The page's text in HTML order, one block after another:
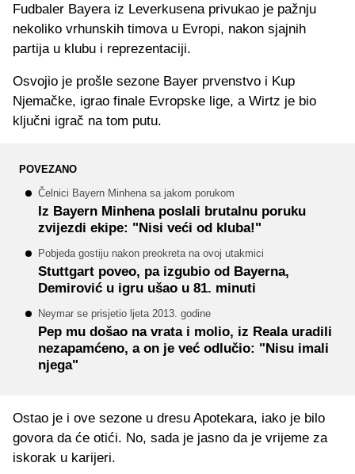
Fudbaler Bayera iz Leverkusena privukao je pažnju
nekoliko vrhunskih timova u Evropi, nakon sjajnih
partija u klubu i reprezentaciji.
Osvojio je prošle sezone Bayer prvenstvo i Kup
Njemačke, igrao finale Evropske lige, a Wirtz je bio
ključni igrač na tom putu.
POVEZANO
Čelnici Bayern Minhena sa jakom porukom
Iz Bayern Minhena poslali brutalnu poruku
zvijezdi ekipe: "Nisi veći od kluba!"
Pobjeda gostiju nakon preokreta na ovoj utakmici
Stuttgart poveo, pa izgubio od Bayerna,
Demirović u igru ušao u 81. minuti
Neymar se prisjetio ljeta 2013. godine
Pep mu došao na vrata i molio, iz Reala uradili
nezapamćeno, a on je već odlučio: "Nisu imali
njega"
Ostao je i ove sezone u dresu Apotekara, iako je bilo
govora da će otići. No, sada je jasno da je vrijeme za
iskorak u karijeri.